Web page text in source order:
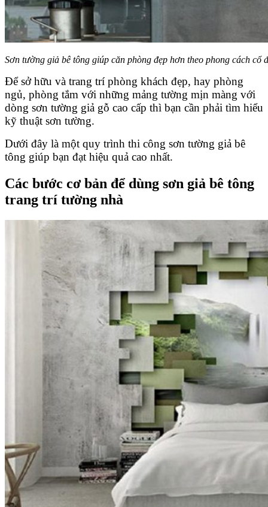
Sơn tường giả bê tông giúp căn phòng đẹp hơn theo phong cách cổ
Để sở hữu và trang trí phòng khách đẹp, hay phòng
ngủ, phòng tắm với những mảng tường mịn màng với
dòng sơn tường giả gỗ cao cấp thì bạn cần phải tìm hiểu
kỹ thuật sơn tường.
Dưới đây là một quy trình thi công sơn tường giả bê
tông giúp bạn đạt hiệu quả cao nhất.
Các bước cơ bản để dùng sơn giả bê tông
trang trí tường nhà